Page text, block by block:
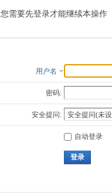
您需要先登录才能继续本操作
用户名
密码:
安全提问:
自动登录
登录